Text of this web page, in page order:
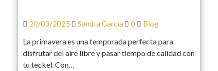
20/03/2025 Sandra García 0 Blog
La primavera es una temporada perfecta para
disfrutar del aire libre y pasar tiempo de calidad con
tu teckel. Con…